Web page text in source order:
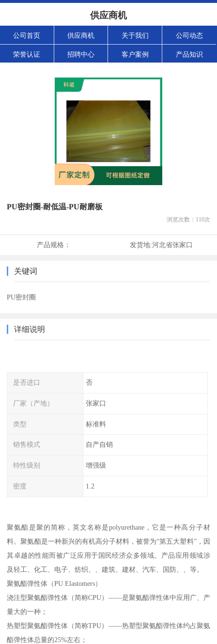
供应商机
公司首页 供应商机 关于我们 公司动态
荣誉认证 招聘中心 客户案例 产品知识
PU密封圈-耐低温-PU耐磨板
浏览次数： 110次
产品规格： 发货地:河北省张家口
关键词
PU密封圈
详细说明
是否进口 否
厂家（产地） 张家口
类型 标准料
销售模式 自产自销
特性级别 增强级
密度 1.2
聚氨酯是聚的简称，英文名称是polyurethane，它是一种高分子材
料。聚氨酯是一种新兴的有机高分子材料，被誉为“第五大塑料”，因
其卓越的性能而被广泛应用于国民经济众多领域。产品应用领域涉
及轻工、化工、电子、纺织、、建筑、建材、汽车、国防、、等。
聚氨酯弹性体（PU Elastomers）
浇注型聚氨酯弹性体（简称CPU）——是聚氨酯弹性体中应用广、产
量大的一种；
热塑型聚氨酯弹性体（简称TPU）——热塑型聚氨酯弹性体约占聚氨
酯弹性体总量的25%左右；